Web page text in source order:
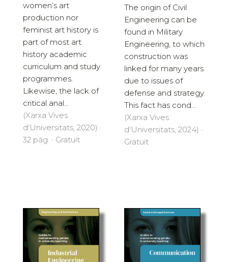
women’s art
production nor
feminist art history is
part of most art
history academic
curriculum and study
programmes.
Likewise, the lack of
critical anal...
(Xarxa Vives
d'Universitats, 2020) ·
32 pàg. · Gratuït
The origin of Civil
Engineering can be
found in Military
Engineering, to which
construction was
linked for many years
due to issues of
defense and strategy.
This fact has cond...
(Xarxa Vives
d'Universitats, 2024) ·
Gratuït